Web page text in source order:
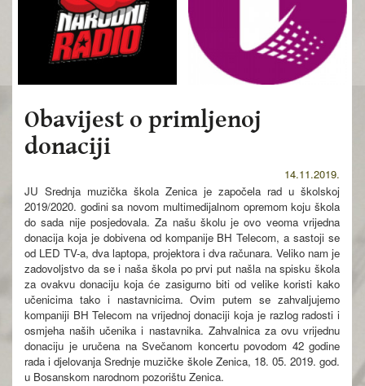
Obavijest o primljenoj
donaciji
14.11.2019.
JU Srednja muzička škola Zenica je započela rad u školskoj
2019/2020. godini sa novom multimedijalnom opremom koju škola
do sada nije posjedovala. Za našu školu je ovo veoma vrijedna
donacija koja je dobivena od kompanije BH Telecom, a sastoji se
od LED TV-a, dva laptopa, projektora i dva računara. Veliko nam je
zadovoljstvo da se i naša škola po prvi put našla na spisku škola
za ovakvu donaciju koja će zasigurno biti od velike koristi kako
učenicima tako i nastavnicima. Ovim putem se zahvaljujemo
kompaniji BH Telecom na vrijednoj donaciji koja je razlog radosti i
osmjeha naših učenika i nastavnika. Zahvalnica za ovu vrijednu
donaciju je uručena na Svečanom koncertu povodom 42 godine
rada i djelovanja Srednje muzičke škole Zenica, 18. 05. 2019. god.
u Bosanskom narodnom pozorištu Zenica.